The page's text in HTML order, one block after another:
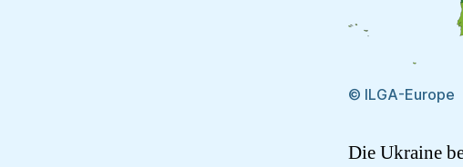
© ILGA-Europe
Die Ukraine